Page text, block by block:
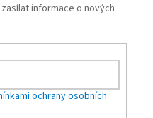
informace o nových
ochrany osobních